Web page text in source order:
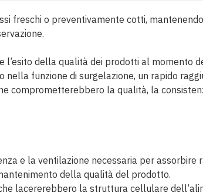
freschi o preventivamente cotti,
della qualità dei prodotti al momento
funzione di surgelazione, un rapido
comprometterebbero la qualità, la
e la ventilazione necessaria per assorbire
della qualità del prodotto.
lacererebbero la struttura cellulare